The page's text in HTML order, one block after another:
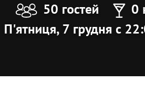
50 гостей
0
П'ятниця, 7 грудня с